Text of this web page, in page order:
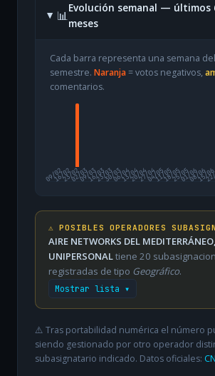
📊
Evolución semanal — últimos
meses
Cada barra representa una semana
semestre. Naranja= votos negativos,
comentarios.
09/02
16/0223/0202/0309/0316/0323/0330/0306/0413/0420/0427/0404/0511/0518/0525/0501/0608/0615/06
⚠️ POSIBLES OPERADORES
AIRE NETWORKS DEL
UNIPERSONALtiene 20
registradas de tipo Geográfico.
Mostrar lista ▾
⚠️ Tras portabilidad numérica el número
siendo gestionado por otro operador
subasignatario indicado. Datos oficiales: